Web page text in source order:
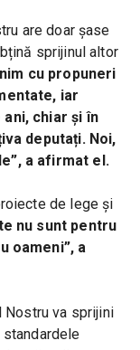
are doar șase
sprijinul altor
cu propuneri
iar
chiar și în
deputați. Noi,
a afirmat el.
de lege și
nu sunt pentru
oameni”, a
Nostru va sprijini